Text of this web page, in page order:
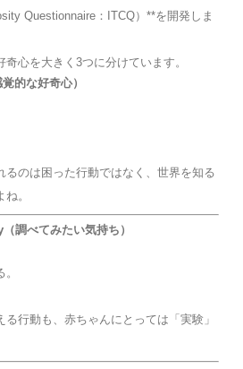
Questionnaire：ITCQ）**を開発しま
心を大きく3つに分けています。
的な好奇心）
るのは困った行動ではなく、世界を知る
。
べてみたい気持ち）
行動も、赤ちゃんにとっては「実験」